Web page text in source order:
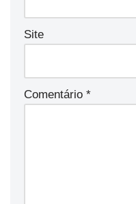
Site
Comentário *